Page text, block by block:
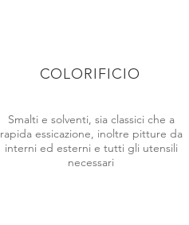
COLORIFICIO
Smalti e solventi, sia classici che a
rapida essicazione, inoltre pitture da
interni ed esterni e tutti gli utensili
necessari